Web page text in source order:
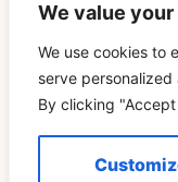
We value
We use cookies to
serve
By clicking
Selbstreflexion in
geduldig zu
Abkürzung ist,
Fortschritt und
Sie diese
wahrscheinlich
flüssiger, freudiger